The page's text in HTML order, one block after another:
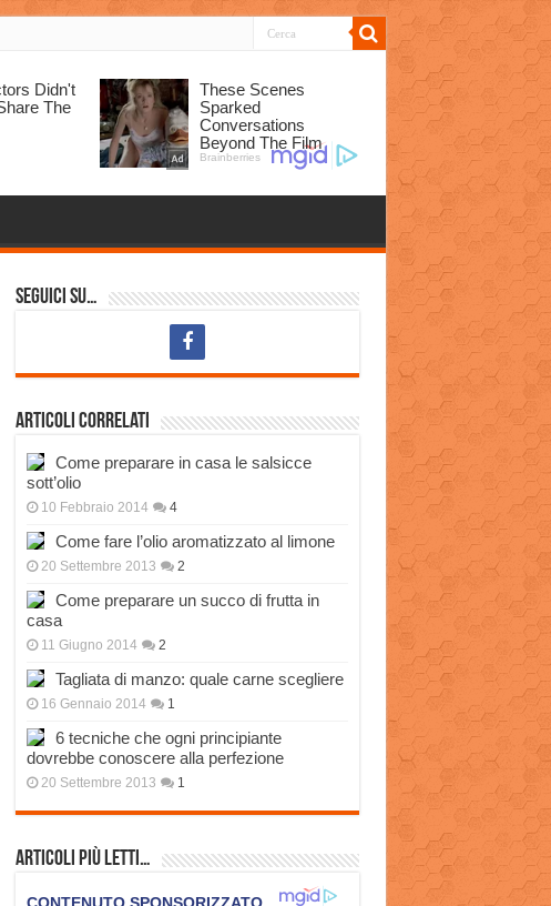
Seguici su…
Articoli correlati
Come preparare in casa le salsicce
sott’olio
10 Febbraio 2014 4
Come fare l’olio aromatizzato al limone
20 Settembre 2013 2
Come preparare un succo di frutta in
casa
11 Giugno 2014 2
Tagliata di manzo: quale carne scegliere
16 Gennaio 2014 1
6 tecniche che ogni principiante
dovrebbe conoscere alla perfezione
20 Settembre 2013 1
Articoli più Letti…